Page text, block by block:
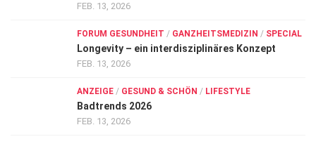
FEB. 13, 2026
FORUM GESUNDHEIT / GANZHEITSMEDIZIN / SPECIAL
Longevity – ein interdisziplinäres Konzept
FEB. 13, 2026
ANZEIGE / GESUND & SCHÖN / LIFESTYLE
Badtrends 2026
FEB. 13, 2026